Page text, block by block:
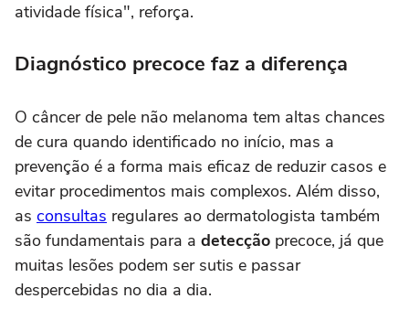
atividade física", reforça.
Diagnóstico precoce faz a diferença
O câncer de pele não melanoma tem altas chances
de cura quando identificado no início, mas a
prevenção é a forma mais eficaz de reduzir casos e
evitar procedimentos mais complexos. Além disso,
as consultas regulares ao dermatologista também
são fundamentais para a detecção precoce, já que
muitas lesões podem ser sutis e passar
despercebidas no dia a dia.